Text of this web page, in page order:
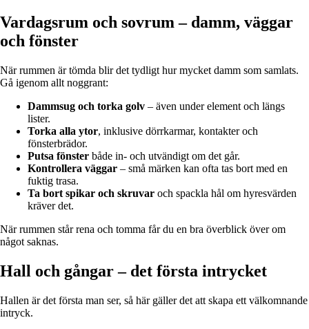
Vardagsrum och sovrum – damm, väggar
och fönster
När rummen är tömda blir det tydligt hur mycket damm som samlats.
Gå igenom allt noggrant:
Dammsug och torka golv – även under element och längs
lister.
Torka alla ytor, inklusive dörrkarmar, kontakter och
fönsterbrädor.
Putsa fönster både in- och utvändigt om det går.
Kontrollera väggar – små märken kan ofta tas bort med en
fuktig trasa.
Ta bort spikar och skruvar och spackla hål om hyresvärden
kräver det.
När rummen står rena och tomma får du en bra överblick över om
något saknas.
Hall och gångar – det första intrycket
Hallen är det första man ser, så här gäller det att skapa ett välkomnande
intryck.